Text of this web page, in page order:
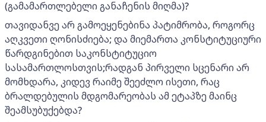
(გამამართლებელი განაჩენის მიღმა)?
თავიდანვე არ გამოეყენებინა პატიმრობა, როგორც
აღკვეთი ღონისძიება; და მიემართა კონსტიტუციური
წარდგინებით საკონსტიტუციო
სასამართლოსთვის;რადგან პირველი სცენარი არ
მომხდარა, კიდევ რაიმე შეეძლო ისეთი, რაც
ბრალდებულის მდგომარეობას ამ ეტაპზე მაინც
შეამსუბუქებდა?